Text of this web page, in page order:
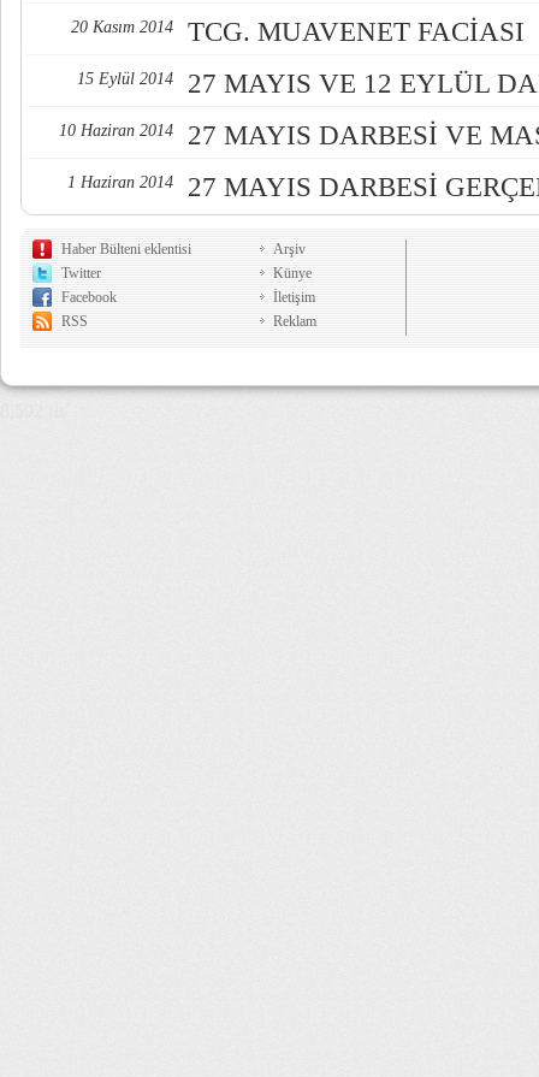
20 Kasım 2014 TCG. MUAVENET FACİASI
15 Eylül 2014 27 MAYIS VE 12 EYLÜL
10 Haziran 2014 27 MAYIS DARBESİ VE
1 Haziran 2014 27 MAYIS DARBESİ
Haber Bülteni eklentisi
Twitter
Facebook
RSS
Arşiv
Künye
İletişim
Reklam